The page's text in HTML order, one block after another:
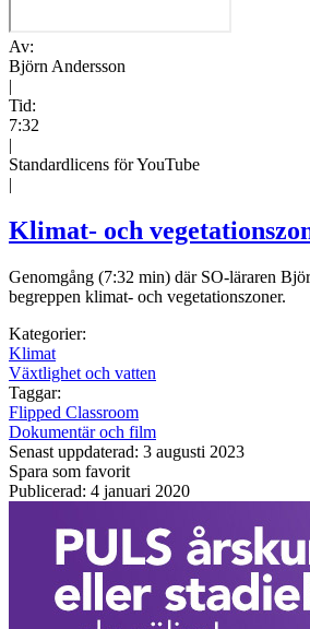
Av:
Björn Andersson
|
Tid:
7:32
|
Standardlicens för YouTube
|
Klimat- och
Genomgång (7:32 min) där SO-läraren
begreppen klimat- och vegetationszoner.
Kategorier:
Klimat
Växtlighet och vatten
Taggar:
Flipped Classroom
Dokumentär och film
Senast uppdaterad: 3 augusti 2023
Spara som favorit
Publicerad: 4 januari 2020